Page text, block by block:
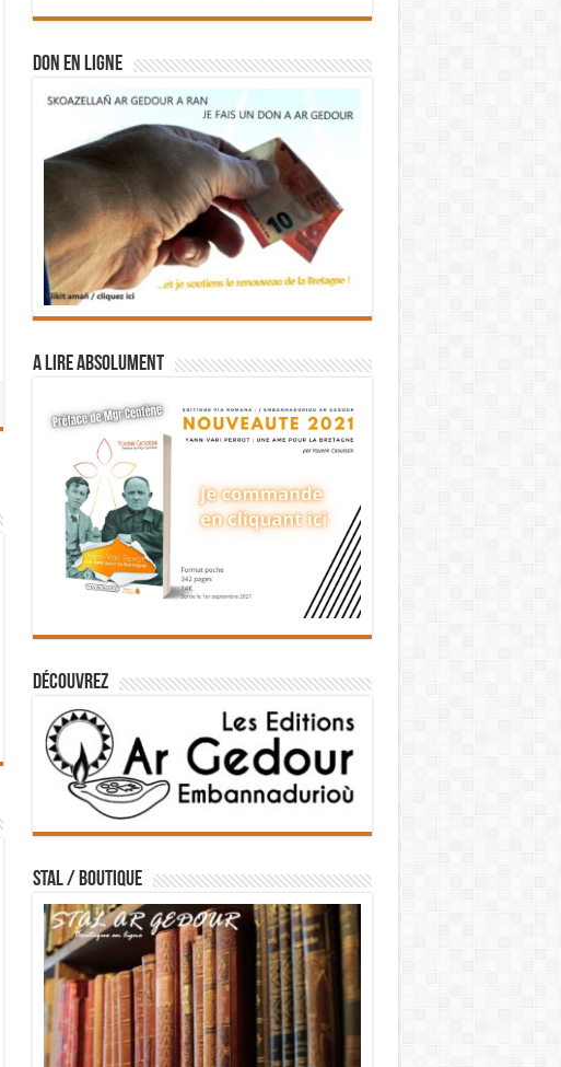
DON EN LIGNE
A lire absolument
Découvrez
STAL / BOUTIQUE